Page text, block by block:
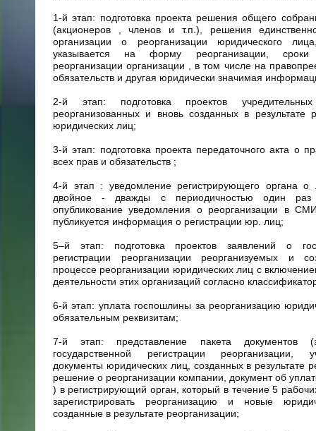
1-й этап: подготовка проекта решения общего
(акционеров , членов и т.п.), решения
организации о реорганизации юридического
указывается на форму реорганизации,
реорганизации организации , в том числе на
обязательств и другая юридически значимая
2-й этап: подготовка проектов
реорганизованных и вновь созданных в результате
юридических лиц;
3-й этап: подготовка проекта передаточного акта о
всех прав и обязательств ;
4-й этап : уведомление регистрирующего органа о
двойное - дважды с периодичностью один
опубликование уведомления о реорганизации в
публикуется информация о регистрации юр. лиц;
5–й этап: подготовка проектов заявлений о
регистрации реорганизации реорганизуемых и
процессе реорганизации юридических лиц с
деятельности этих организаций согласно
6-й этап: уплата госпошлины за реорганизацию
обязательным реквизитам;
7-й этап: представление пакета документов
государственной регистрации реорганизации,
документы юридических лиц, созданных в результате
решение о реорганизации компании, документ об
) в регистрирующий орган, который в течение 5
зарегистрировать реорганизацию и новые
созданные в результате реорганизации;